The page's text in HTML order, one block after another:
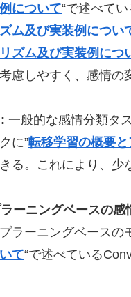
について“で述べて
ム及び実装例につい
ズム及び実装例につ
慮しやすく、感情の
一般的な感情分類タ
に”転移学習の概要
る。これにより、少
ーニングベースの感
ラーニングベースの
て“で述べている